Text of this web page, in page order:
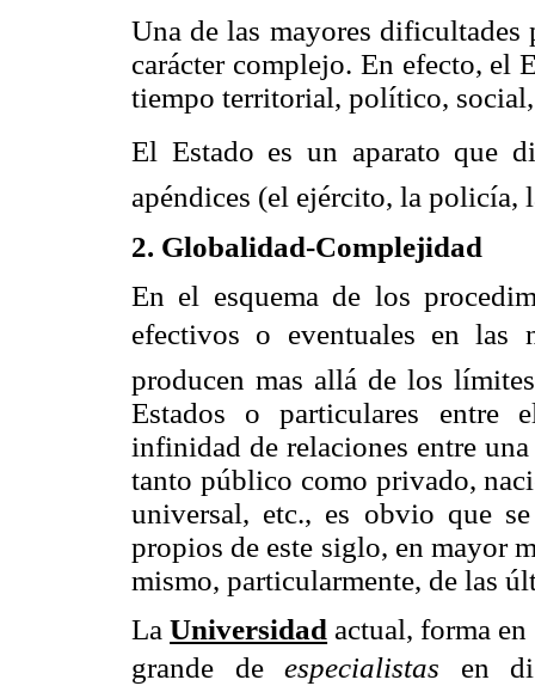
Una de las mayores dificultades
carácter complejo. En efecto, el
tiempo territorial, político,
El Estado es un aparato que
apéndices (el ejército, la policía,
2. Globalidad-Complejidad
En el esquema de los
efectivos o eventuales en las
producen mas allá de los
Estados o particulares entre
infinidad de relaciones entre
tanto público como privado,
universal, etc., es obvio que
propios de este siglo, en mayor
mismo, particularmente, de las
LaUniversidad actual, forma
grande de especialistas en